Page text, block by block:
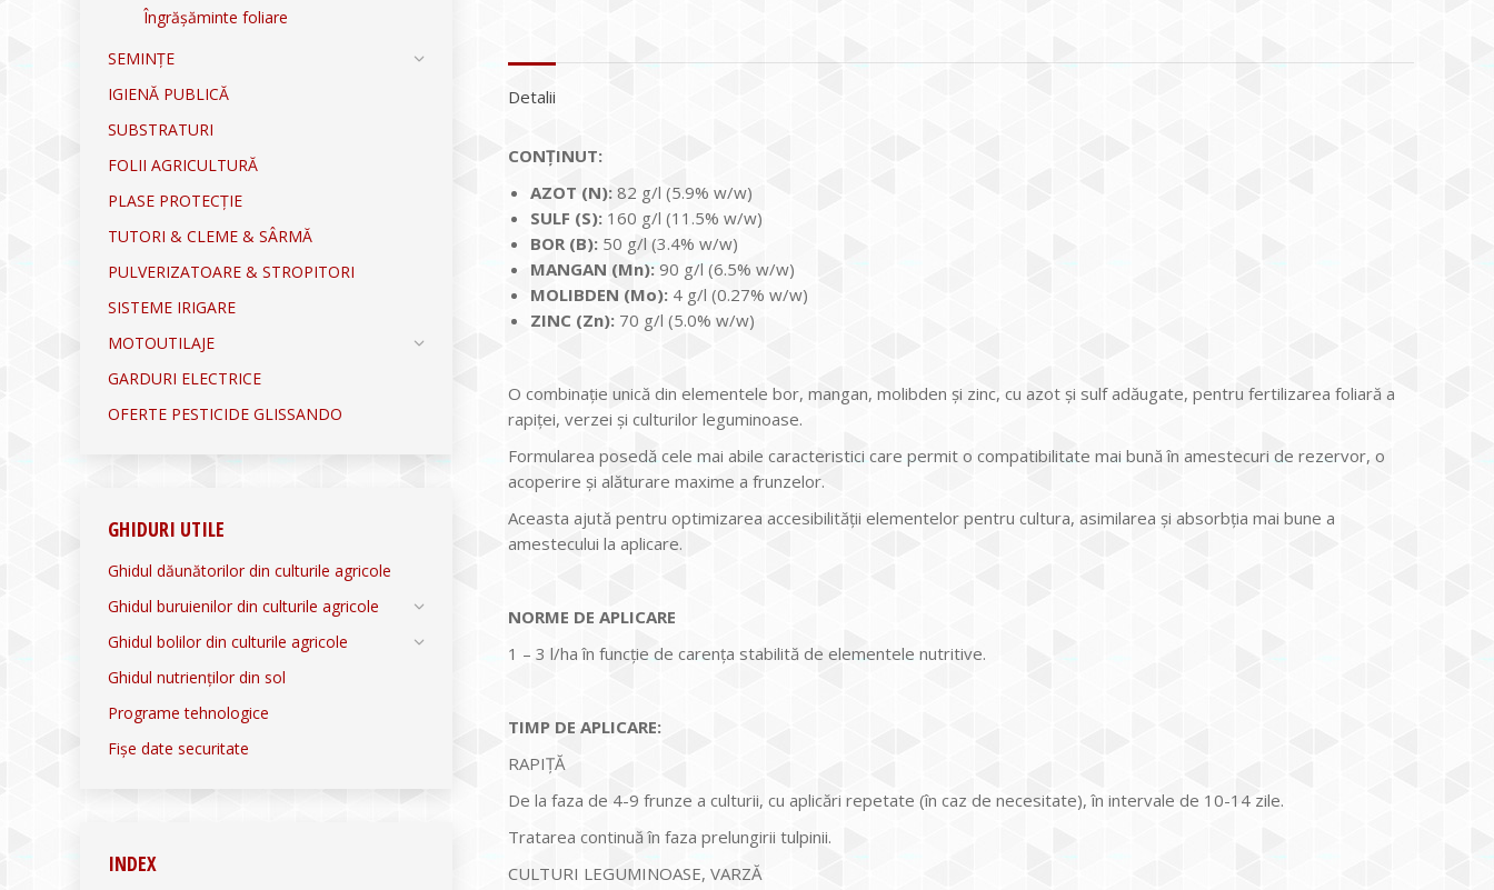
Detalii
CONȚINUT:
AZOT (N): 82 g/l (5.9% w/w)
SULF (S): 160 g/l (11.5% w/w)
BOR (В): 50 g/l (3.4% w/w)
MANGAN (Мn):90 g/l (6.5% w/w)
MOLIBDEN (Мо): 4 g/l (0.27% w/w)
ZINC (Zn): 70 g/l (5.0% w/w)
O combinaţie unică din elementele bor, mangan, molibden şi zinc, cu azot şi sulf adăugate, pentru fertilizarea foliară a
rapiţei, verzei şi culturilor leguminoase.
Formularea posedă cele mai abile caracteristici care permit o compatibilitate mai bună în amestecuri de rezervor, o
acoperire şi alăturare maxime a frunzelor.
Aceasta ajută pentru optimizarea accesibilităţii elementelor pentru cultura, asimilarea şi absorbţia mai bune a
amestecului la aplicare.
NORME DE APLICARE
1 – 3 l/ha în funcţie de carenţa stabilită de elementele nutritive.
TIMP DE APLICARE:
RAPIȚĂ
De la faza de 4-9 frunze a culturii, cu aplicări repetate (în caz de necesitate), în intervale de 10-14 zile.
Tratarea continuă în faza prelungirii tulpinii.
CULTURI LEGUMINOASE, VARZĂ
Îngrășăminte foliare
SEMINȚE
IGIENĂ PUBLICĂ
SUBSTRATURI
FOLII AGRICULTURĂ
PLASE PROTECȚIE
TUTORI & CLEME & SÂRMĂ
PULVERIZATOARE & STROPITORI
SISTEME IRIGARE
MOTOUTILAJE
GARDURI ELECTRICE
OFERTE PESTICIDE GLISSANDO
GHIDURI UTILE
Ghidul dăunătorilor din culturile agricole
Ghidul buruienilor din culturile agricole
Ghidul bolilor din culturile agricole
Ghidul nutrienților din sol
Programe tehnologice
Fișe date securitate
INDEX